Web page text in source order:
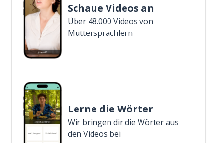
Schaue Videos an
Über 48.000 Videos von
Muttersprachlern
Lerne die Wörter
Wir bringen dir die Wörter aus
den Videos bei